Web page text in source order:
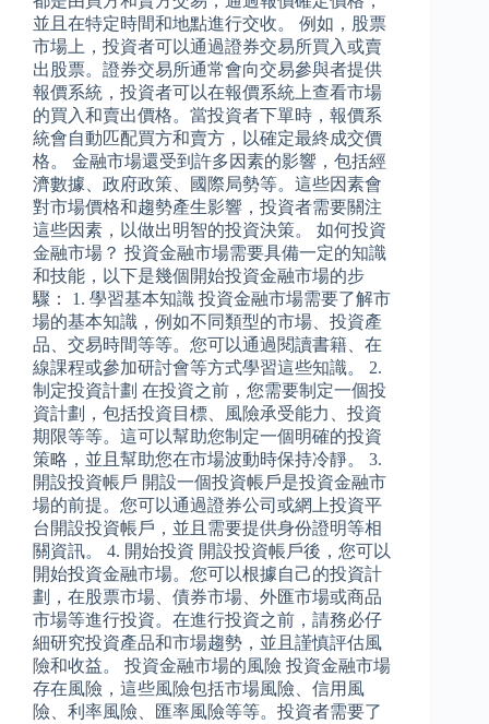
並且在特定時間和地點進行交收。 例如，股票
市場上，投資者可以通過證券交易所買入或賣
出股票。證券交易所通常會向交易參與者提供
報價系統，投資者可以在報價系統上查看市場
的買入和賣出價格。當投資者下單時，報價系
統會自動匹配買方和賣方，以確定最終成交價
格。 金融市場還受到許多因素的影響，包括經
濟數據、政府政策、國際局勢等。這些因素會
對市場價格和趨勢產生影響，投資者需要關注
這些因素，以做出明智的投資決策。 如何投資
金融市場？ 投資金融市場需要具備一定的知識
和技能，以下是幾個開始投資金融市場的步
驟： 1. 學習基本知識 投資金融市場需要了解市
場的基本知識，例如不同類型的市場、投資產
品、交易時間等等。您可以通過閱讀書籍、在
線課程或參加研討會等方式學習這些知識。 2.
制定投資計劃 在投資之前，您需要制定一個投
資計劃，包括投資目標、風險承受能力、投資
期限等等。這可以幫助您制定一個明確的投資
策略，並且幫助您在市場波動時保持冷靜。 3.
開設投資帳戶 開設一個投資帳戶是投資金融市
場的前提。您可以通過證券公司或網上投資平
台開設投資帳戶，並且需要提供身份證明等相
關資訊。 4. 開始投資 開設投資帳戶後，您可以
開始投資金融市場。您可以根據自己的投資計
劃，在股票市場、債券市場、外匯市場或商品
市場等進行投資。在進行投資之前，請務必仔
細研究投資產品和市場趨勢，並且謹慎評估風
險和收益。 投資金融市場的風險 投資金融市場
存在風險，這些風險包括市場風險、信用風
險、利率風險、匯率風險等等。投資者需要了